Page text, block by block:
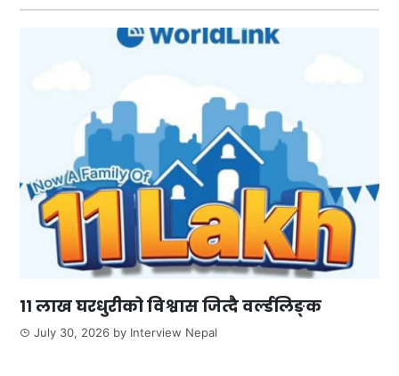
११ लाख घरधुरीको विश्वास जित्दै वर्ल्डलिङ्क
July 30, 2026 by Interview Nepal